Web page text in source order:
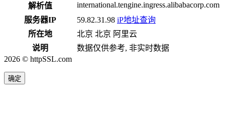
解析值
international.tengine.ingress.alibabacorp.com
服务器IP
59.82.31.98 iP地址查询
所在地
北京 北京 阿里云
说明
数据仅供参考, 非实时数据
2026 © httpSSL.com
确定